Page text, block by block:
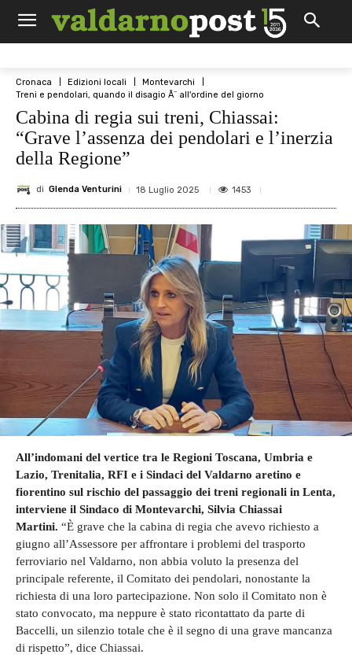
Cronaca Edizioni locali
Montevarchi
Treni e pendolari, quando il disagio Ã¨ all'ordine del giorno
Cabina di regia sui treni, Chiassai:
“Grave l’assenza dei pendolari e l’inerzia
della Regione”
di Glenda Venturini 18 Luglio 2025 1453
All’indomani del vertice tra le Regioni Toscana, Umbria e
Lazio, Trenitalia, RFI e i Sindaci del Valdarno aretino e
fiorentino sul rischio del passaggio dei treni regionali in Lenta,
interviene il Sindaco di Montevarchi, Silvia Chiassai
Martini. “È grave che la cabina di regia che avevo richiesto a
giugno all’Assessore per affrontare i problemi del trasporto
ferroviario nel Valdarno, non abbia voluto la presenza del
principale referente, il Comitato dei pendolari, nonostante la
richiesta di una loro partecipazione. Non solo il Comitato non è
stato convocato, ma neppure è stato ricontattato da parte di
Baccelli, un silenzio totale che è il segno di una grave mancanza
di rispetto”, dice Chiassai.